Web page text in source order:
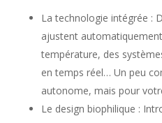
La technologie intégrée :
ajustent
température, des
en temps réel… Un peu
autonome, mais pour
Le design biophilique :